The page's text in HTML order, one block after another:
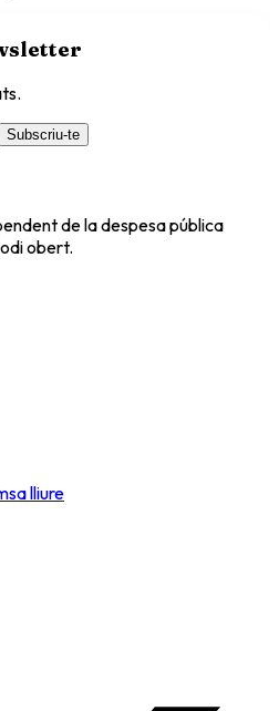
Subscriu-te
de la despesa pública
obert.
lliure